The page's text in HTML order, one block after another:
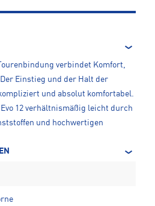
verbindet Komfort,
Einstieg und der Halt der
und absolut komfortabel.
Evo 12 verhältnismäßig leicht durch
und hochwertigen